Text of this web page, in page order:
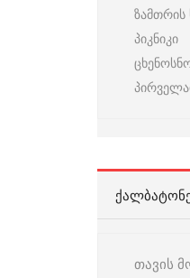
პიკნიკი
თავის